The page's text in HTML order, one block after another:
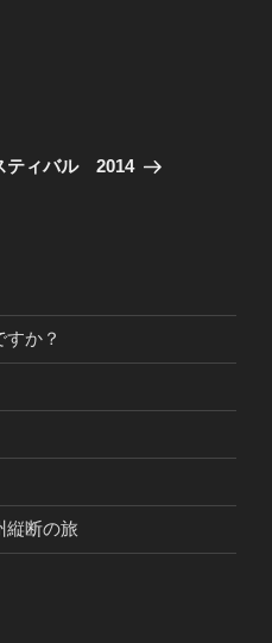
ティバル 2014
か？
断の旅